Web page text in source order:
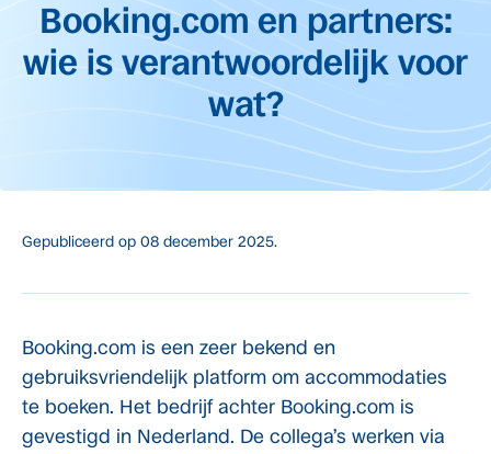
Booking.com en partners:
wie is verantwoordelijk voor
wat?
Gepubliceerd op 08 december 2025.
Booking.com is een zeer bekend en
gebruiksvriendelijk platform om accommodaties
te boeken. Het bedrijf achter Booking.com is
gevestigd in Nederland. De collega’s werken via